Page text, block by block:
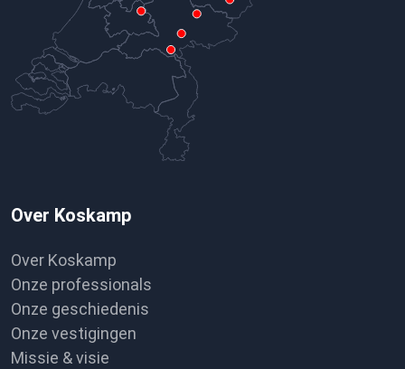
Over Koskamp
Over Koskamp
Onze professionals
Onze geschiedenis
Onze vestigingen
Missie & visie